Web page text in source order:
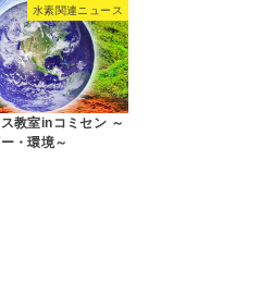
水素関連ニュース
教室inコミセン ～
・環境～